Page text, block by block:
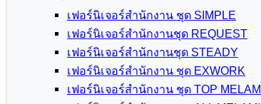
เฟอร์นิเจอร์สำนักงาน ชุด SIMPLE
เฟอร์นิเจอร์สำนักงานชุด REQUEST
เฟอร์นิเจอร์สำนักงานชุด STEADY
เฟอร์นิเจอร์สำนักงาน ชุด EXWORK
เฟอร์นิเจอร์สำนักงาน ชุด TOP